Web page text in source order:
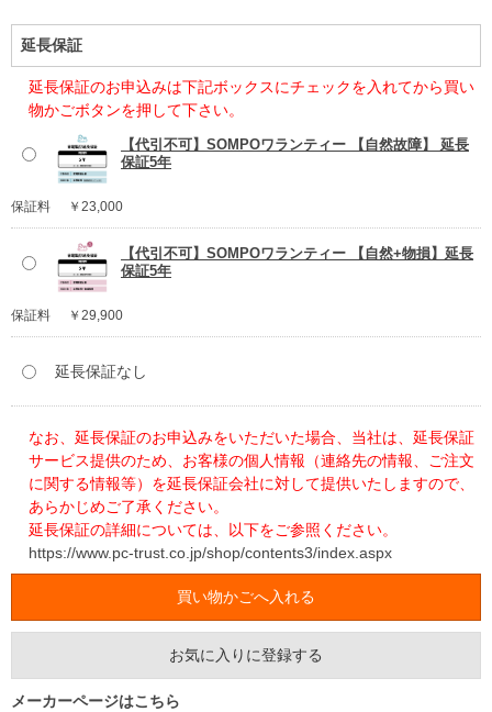
延長保証
延長保証のお申込みは下記ボックスにチェックを入れてから買い
物かごボタンを押して下さい。
【代引不可】SOMPOワランティー 【自然故障】 延長
保証5年
保証料 ￥23,000
【代引不可】SOMPOワランティー 【自然+物損】延長
保証5年
保証料 ￥29,900
延長保証なし
なお、延長保証のお申込みをいただいた場合、当社は、延長保証
サービス提供のため、お客様の個人情報（連絡先の情報、ご注文
に関する情報等）を延長保証会社に対して提供いたしますので、
あらかじめご了承ください。
延長保証の詳細については、以下をご参照ください。
https://www.pc-trust.co.jp/shop/contents3/index.aspx
お気に入りに登録する
メーカーページはこちら